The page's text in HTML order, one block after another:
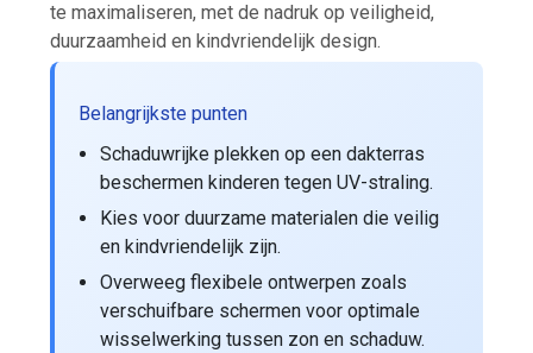
te maximaliseren, met de nadruk op veiligheid,
duurzaamheid en kindvriendelijk design.
Belangrijkste punten
Schaduwrijke plekken op een dakterras
beschermen kinderen tegen UV-straling.
Kies voor duurzame materialen die veilig
en kindvriendelijk zijn.
Overweeg flexibele ontwerpen zoals
verschuifbare schermen voor optimale
wisselwerking tussen zon en schaduw.